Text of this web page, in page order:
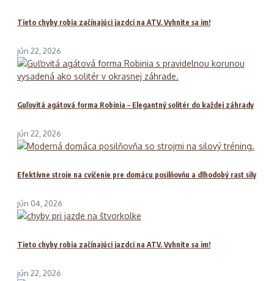
Tieto chyby robia začínajúci jazdci na ATV. Vyhnite sa im!
jún 22, 2026
Guľovitá agátová forma Robinia – Elegantný solitér do každej záhrady
jún 22, 2026
Efektívne stroje na cvičenie pre domácu posilňovňu a dlhodobý rast sily
jún 04, 2026
Tieto chyby robia začínajúci jazdci na ATV. Vyhnite sa im!
jún 22, 2026